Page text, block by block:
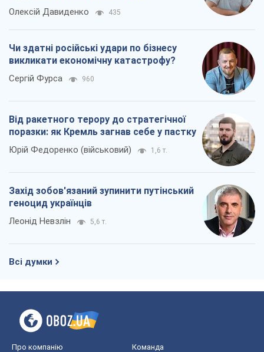
Олексій Давиденко 435
Чи здатні російські удари по бізнесу
викликати економічну катастрофу?
Сергій Фурса 960
Від ракетного терору до стратегічної
поразки: як Кремль загнав себе у пастку
Юрій Федоренко (військовий) 1,6 т.
Захід зобов'язаний зупинити путінський
геноцид українців
Леонід Невзлін 5,6 т.
Всі думки
Про компанію Команда